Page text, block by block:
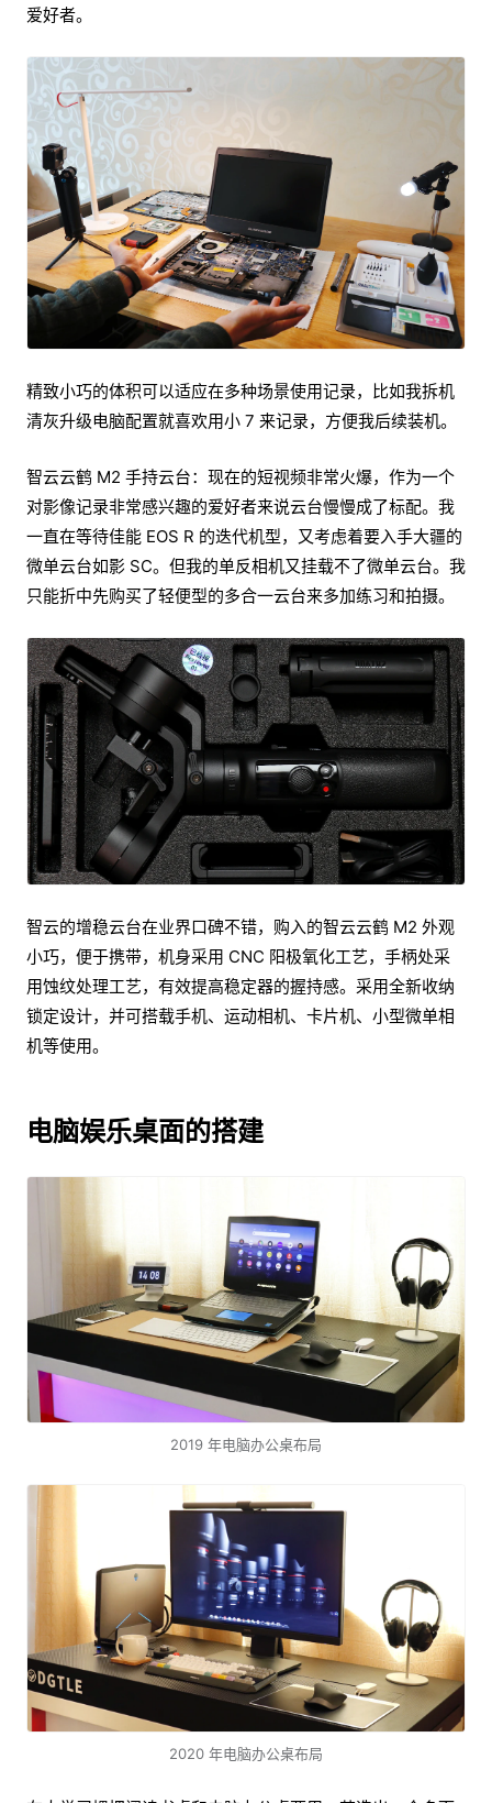
爱好者。
精致小巧的体积可以适应在多种场景使用记录，比如我拆机
清灰升级电脑配置就喜欢用小 7 来记录，方便我后续装机。
智云云鹤 M2 手持云台：现在的短视频非常火爆，作为一个
对影像记录非常感兴趣的爱好者来说云台慢慢成了标配。我
一直在等待佳能 EOS R 的迭代机型，又考虑着要入手大疆的
微单云台如影 SC。但我的单反相机又挂载不了微单云台。我
只能折中先购买了轻便型的多合一云台来多加练习和拍摄。
智云的增稳云台在业界口碑不错，购入的智云云鹤 M2 外观
小巧，便于携带，机身采用 CNC 阳极氧化工艺，手柄处采
用蚀纹处理工艺，有效提高稳定器的握持感。采用全新收纳
锁定设计，并可搭载手机、运动相机、卡片机、小型微单相
机等使用。
电脑娱乐桌面的搭建
2019 年电脑办公桌布局
2020 年电脑办公桌布局